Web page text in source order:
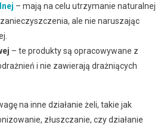
– mają na celu utrzymanie naturalnej
ale nie naruszając
– te produkty są opracowywane z
i nie zawierają drażniących
na inne działanie żeli, takie jak
złuszczanie, czy działanie